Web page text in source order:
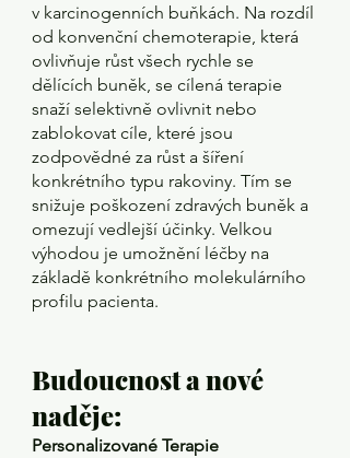
v karcinogenních buňkách. Na rozdíl
od konvenční chemoterapie, která
ovlivňuje růst všech rychle se
dělících buněk, se cílená terapie
snaží selektivně ovlivnit nebo
zablokovat cíle, které jsou
zodpovědné za růst a šíření
konkrétního typu rakoviny. Tím se
snižuje poškození zdravých buněk a
omezují vedlejší účinky. Velkou
výhodou je umožnění léčby na
základě konkrétního molekulárního
profilu pacienta.
Budoucnost a nové
naděje:
Personalizované Terapie